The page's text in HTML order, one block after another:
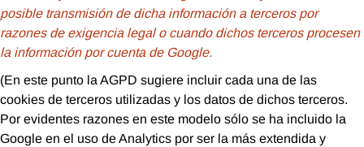
posible transmisión de dicha información a terceros por
razones de exigencia legal o cuando dichos terceros procesen
la información por cuenta de Google.
(En este punto la AGPD sugiere incluir cada una de las
cookies de terceros utilizadas y los datos de dichos terceros.
Por evidentes razones en este modelo sólo se ha incluido la
Google en el uso de Analytics por ser la más extendida y